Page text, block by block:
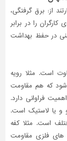
از: برق گرفتگی،
را در برابر
در حفظ بهداشت
است. مثلا رویه
که هم مقاومت
فراوانی دارد.
یا لاستیک است.
است. مثلا کفه
های فلزی مقاومت